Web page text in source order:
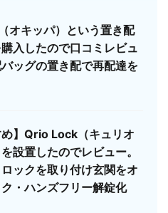
オキッパ）という置き配
入したので口コミレビュ
ッグの置き配で再配達を
め】Qrio Lock（キュリオ
設置したのでレビュー。
ックを取り付け玄関をオ
・ハンズフリー解錠化